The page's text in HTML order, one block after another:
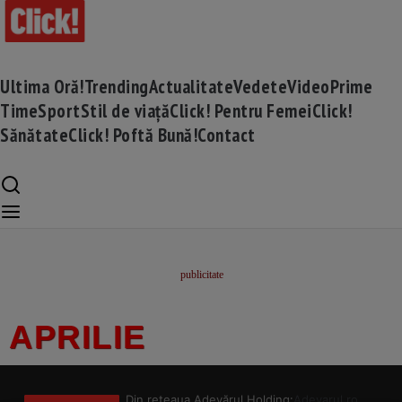
Ultima Oră!TrendingActualitateVedeteVideoPrime
TimeSportStil de viațăClick! Pentru FemeiClick!
SănătateClick! Poftă Bună!Contact
APRILIE